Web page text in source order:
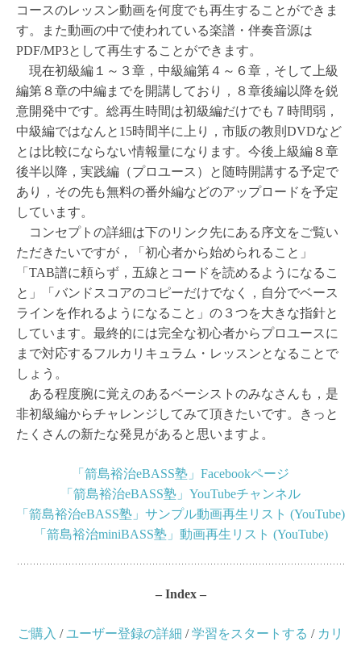
コースのレッスン動画を何度でも再生することができま
す。また動画の中で使われている楽譜・伴奏音源は
PDF/MP3として再生することができます。
現在初級編１～３章，中級編第４～６章，そして上級
編第８章の中編までを開講しており，８章後編以降を鋭
意開発中です。総再生時間は初級編だけでも７時間弱，
中級編ではなんと15時間半に上り，市販の教則DVDなど
とは比較にならない情報量になります。今後上級編８章
後半以降，実践編（プロユース）と随時開講する予定で
あり，その先も無料の番外編などのアップロードを予定
しています。
コンセプトの詳細は下のリンク先にある序文をご覧い
ただきたいですが，「初心者から始められること」
「TAB譜に頼らず，五線とコードを読めるようになるこ
と」「バンドスコアのコピーだけでなく，自分でベース
ラインを作れるようになること」の３つを大きな指針と
しています。最終的には完全な初心者からプロユースに
まで対応するフルカリキュラム・レッスンとなることで
しょう。
ある程度腕に覚えのあるベーシストのみなさんも，是
非初級編からチャレンジしてみて頂きたいです。きっと
たくさんの新たな発見があると思いますよ。
「箭島裕治eBASS塾」Facebookページ
「箭島裕治eBASS塾」YouTubeチャンネル
「箭島裕治eBASS塾」サンプル動画再生リスト (YouTube)
「箭島裕治miniBASS塾」動画再生リスト (YouTube)
– Index –
ご購入 /ユーザー登録の詳細 /学習をスタートする / カリ